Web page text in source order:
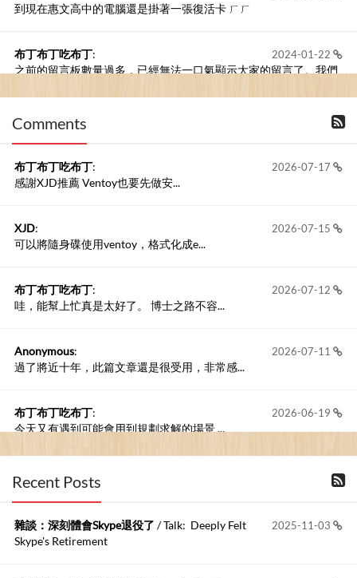
到現在惠文高中的電腦還是掛著一張復活卡 ㄏㄏ
2024-01-22
布丁布丁吃布丁:
之前的留言板數量過多，已經無法一口氣顯示大家的留言了。我們
Comments
2026-07-17
布丁布丁吃布丁:
感謝XJD推薦 Ventoy也要先做安...
2026-07-15
XJD:
可以將隨身碟使用ventoy，格式化成e...
2026-07-12
布丁布丁吃布丁:
哇，能幫上忙真是太好了。 博士之路不容...
2026-07-11
Anonymous:
過了將近十年，此篇文章還是很受用，非常感...
2026-06-19
布丁布丁吃布丁:
今天又有遇到可能會用到規劃求解的場景 ...
2026-06-18
布丁布丁吃布丁
kage好像也可以下載整個網站 感謝分享
Anonymous:
https://github.com/t...
Recent Posts
2025-11-03
雜談：深刻體會Skype退役了 / Talk: Deeply Felt
Skype's Retirement